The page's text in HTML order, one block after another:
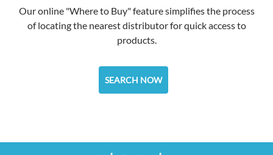
Our online "Where to Buy" feature simplifies the process
of locating the nearest distributor for quick access to
products.
SEARCH NOW